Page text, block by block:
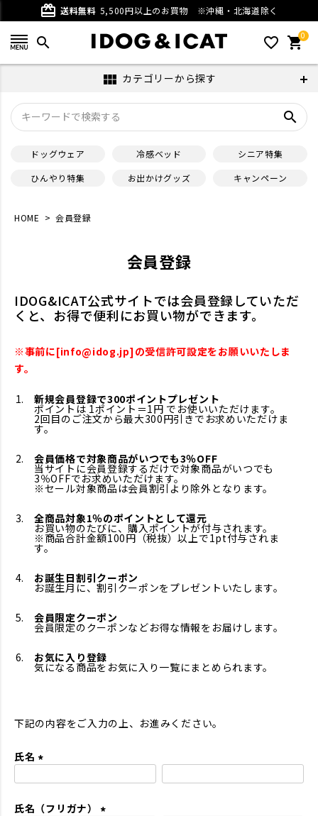
card_giftcard 送料無料 5,500円以上のお買物 ※沖縄・北海道除く
search favorite_outline 0
shopping_cart
view_module カテゴリーから探す
search
ドッグウェア 冷感ベッド
シニア特集
ひんやり特集
お出かけグッズ キャンペーン
HOME 会員登録
会員登録
IDOG&ICAT公式サイトでは会員登録していただ
くと、お得で便利にお買い物ができます。
※事前に[info@idog.jp]の受信許可設定をお願いいたしま
す。
新規会員登録で300ポイントプレゼント
ポイントは 1ポイント＝1円 でお使いいただけます。
2回目のご注文から最大300円引きでお求めいただけま
す。
会員価格で対象商品がいつでも3％OFF
当サイトに会員登録するだけで対象商品がいつでも
3％OFFでお求めいただけます。
※セール対象商品は会員割引より除外となります。
全商品対象1％のポイントとして還元
お買い物のたびに、購入ポイントが付与されます。
※商品合計金額100円（税抜）以上で1pt付与されま
す。
お誕生日割引クーポン
お誕生月に、割引クーポンをプレゼントいたします。
会員限定クーポン
会員限定のクーポンなどお得な情報をお届けします。
お気に入り登録
気になる商品をお気に入り一覧にまとめられます。
下記の内容をご入力の上、お進みください。
氏名
須
氏名（フリガナ）